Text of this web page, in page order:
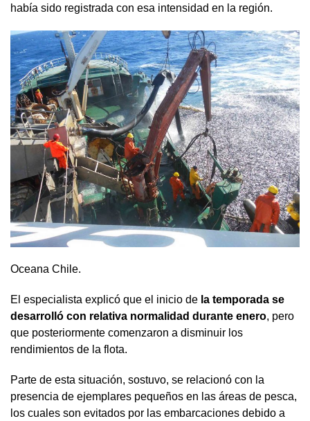
había sido registrada con esa intensidad en la región.
Oceana Chile.
El especialista explicó que el inicio de la temporada se
desarrolló con relativa normalidad durante enero, pero
que posteriormente comenzaron a disminuir los
rendimientos de la flota.
Parte de esta situación, sostuvo, se relacionó con la
presencia de ejemplares pequeños en las áreas de pesca,
los cuales son evitados por las embarcaciones debido a